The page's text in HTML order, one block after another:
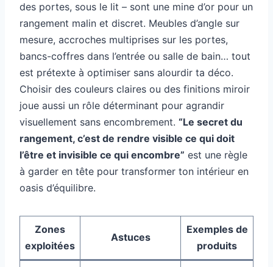
des portes, sous le lit – sont une mine d’or pour un
rangement malin et discret. Meubles d’angle sur
mesure, accroches multiprises sur les portes,
bancs-coffres dans l’entrée ou salle de bain… tout
est prétexte à optimiser sans alourdir ta déco.
Choisir des couleurs claires ou des finitions miroir
joue aussi un rôle déterminant pour agrandir
visuellement sans encombrement. “Le secret du
rangement, c’est de rendre visible ce qui doit
l’être et invisible ce qui encombre” est une règle
à garder en tête pour transformer ton intérieur en
oasis d’équilibre.
Zones
exploitées
Astuces
Exemples de
produits